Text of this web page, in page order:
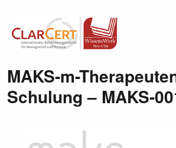
Wissenswerk Neu-Ulm
MAKS-m-
Schulung – MAKS-